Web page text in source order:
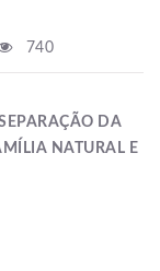
740
DA
NATURAL E